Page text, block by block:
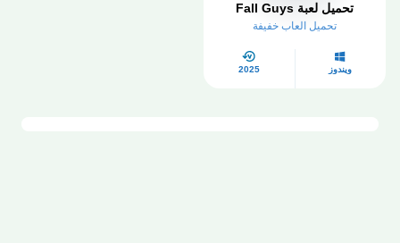
تحميل لعبة Fall Guys
تحميل العاب خفيفة
ويندوز 2025